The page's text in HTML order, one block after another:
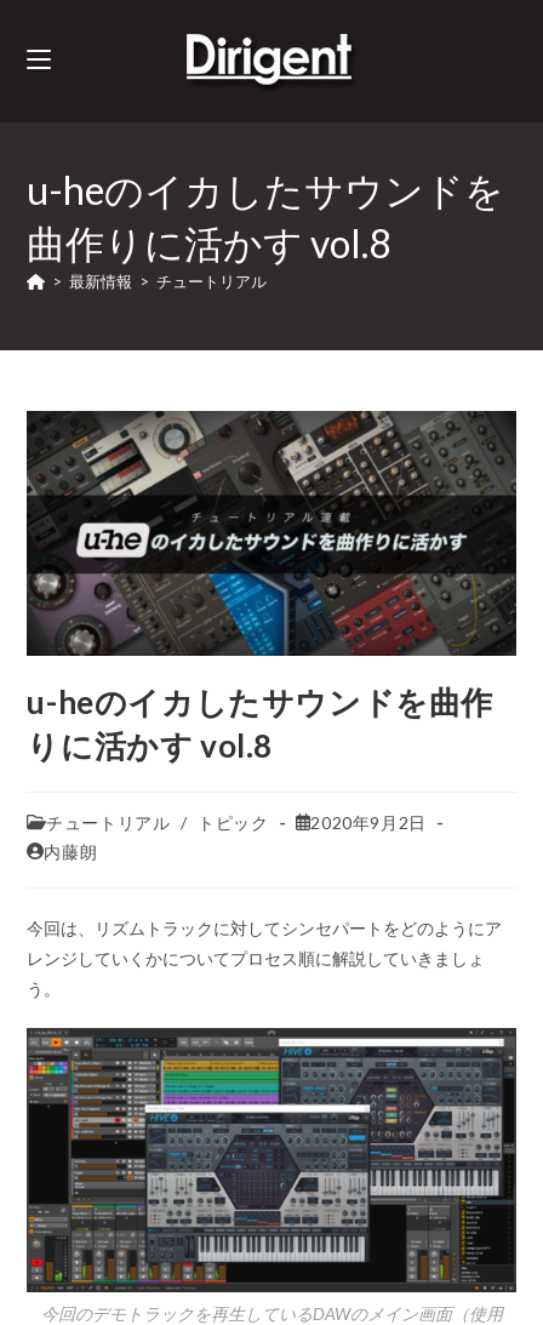
u-heのイカしたサウンドを
曲作りに活かす vol.8
> 最新情報 > チュートリアル
u-heのイカしたサウンドを曲作
りに活かす vol.8
チュートリアル / トピック
2020年9月2日
内藤朗
今回は、リズムトラックに対してシンセパートをどのようにア
レンジしていくかについてプロセス順に解説していきましょ
う。
今回のデモトラックを再生しているDAWのメイン画面（使用